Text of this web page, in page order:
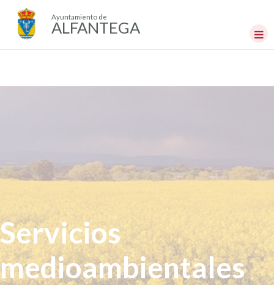
Ayuntamiento de
ALFANTEGA
Servicios
medioambientales